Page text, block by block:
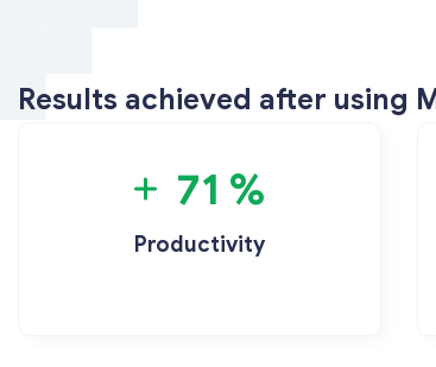
Results achieved after using
71 %
Productivity